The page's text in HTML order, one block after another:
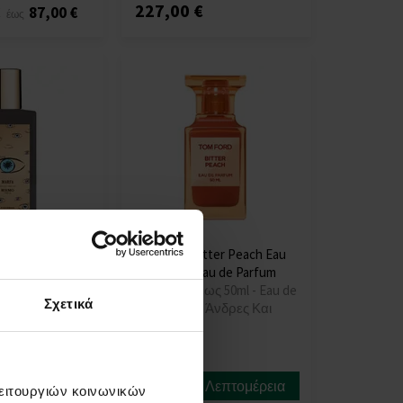
Σχετικά
κοινωνικών
έως 87,00 € 227,00 €
Tom Ford Bitter Peach Eau
de Parfum Eau de Parfum
Από 10ml - έως 50ml - Eau de
Parfum - Για Άνδρες Και
Διαθέσιμο Λεπτομέρεια